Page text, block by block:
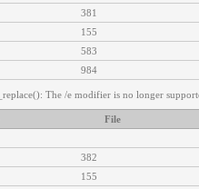
381
155
583
984
The /e modifier is no longer
File
382
155